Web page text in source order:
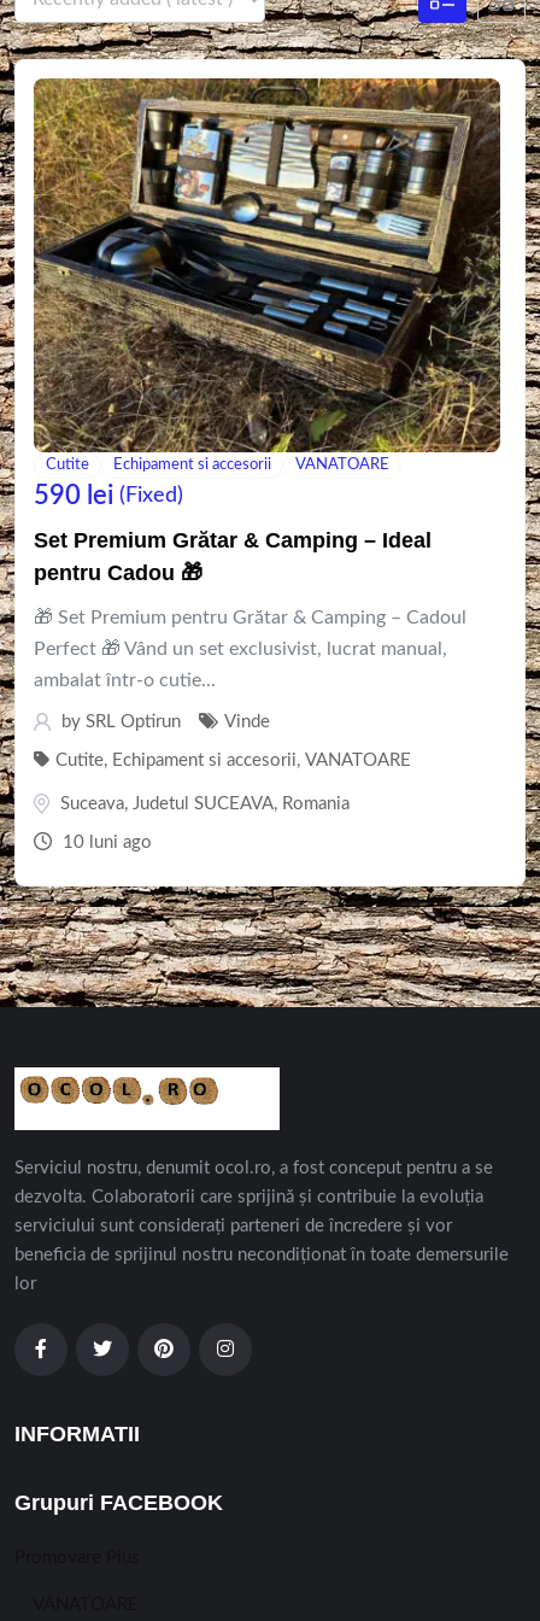
Cutite Echipament si accesorii VANATOARE
590 lei (Fixed)
Set Premium Grătar & Camping – Ideal
pentru Cadou 🎁
🎁 Set Premium pentru Grătar & Camping – Cadoul
Perfect 🎁 Vând un set exclusivist, lucrat manual,
ambalat într-o cutie...
by SRL Optirun Vinde
Cutite, Echipament si accesorii, VANATOARE
Suceava, Judetul SUCEAVA, Romania
10 luni ago
Serviciul nostru, denumit ocol.ro, a fost conceput pentru a se
dezvolta. Colaboratorii care sprijină și contribuie la evoluția
serviciului sunt considerați parteneri de încredere și vor
beneficia de sprijinul nostru necondiționat în toate demersurile
lor
INFORMATII
Grupuri FACEBOOK